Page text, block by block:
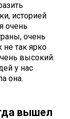
историей
очень
очень
не так ярко
высокий.
у нас
она.
вышел